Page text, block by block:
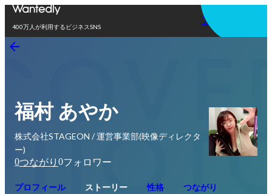
400万人が利用するビジネスSNS
アプリを使う
福村 あやか
株式会社STAGEON / 運営事業部(映像ディレクタ
ー)
0つながり 0フォロワー
プロフィール ストーリー 性格 つながり